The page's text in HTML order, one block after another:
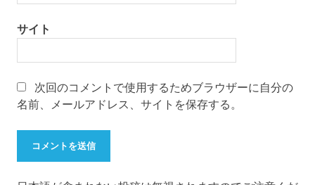
サイト
次回のコメントで使用するためブラウザーに自分の
名前、メールアドレス、サイトを保存する。